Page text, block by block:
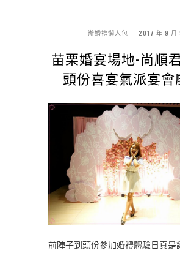
辦婚禮懶人包 2017 年 9 月
苗栗婚宴場地-尚順
頭份喜宴氣派宴會
前陣子到頭份參加婚禮體驗日真是